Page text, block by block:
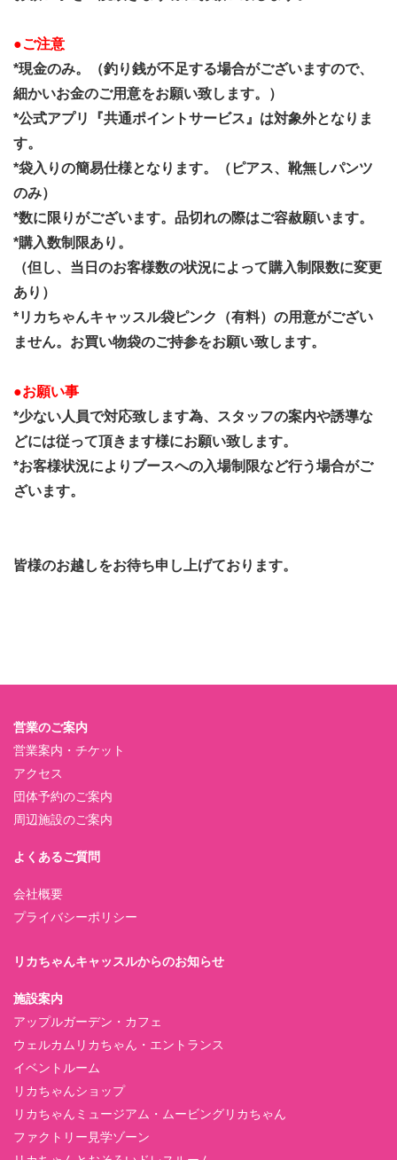
●ご注意
*現金のみ。（釣り銭が不足する場合がございますので、
細かいお金のご用意をお願い致します。）
*公式アプリ『共通ポイントサービス』は対象外となりま
す。
*袋入りの簡易仕様となります。（ピアス、靴無しパンツ
のみ）
*数に限りがございます。品切れの際はご容赦願います。
*購入数制限あり。
（但し、当日のお客様数の状況によって購入制限数に変更
あり）
*リカちゃんキャッスル袋ピンク（有料）の用意がござい
ません。お買い物袋のご持参をお願い致します。
●お願い事
*少ない人員で対応致します為、スタッフの案内や誘導な
どには従って頂きます様にお願い致します。
*お客様状況によりブースへの入場制限など行う場合がご
ざいます。
皆様のお越しをお待ち申し上げております。
営業のご案内
営業案内・チケット
アクセス
団体予約のご案内
周辺施設のご案内
よくあるご質問
会社概要
プライバシーポリシー
リカちゃんキャッスルからのお知らせ
施設案内
アップルガーデン・カフェ
ウェルカムリカちゃん・エントランス
イベントルーム
リカちゃんショップ
リカちゃんミュージアム・ムービングリカちゃん
ファクトリー見学ゾーン